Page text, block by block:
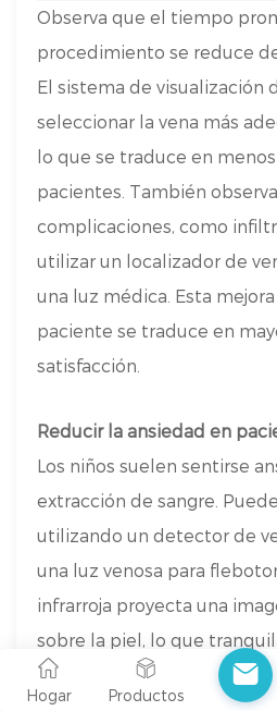
Observa que el tiempo
procedimiento se reduce
El sistema de visualización
seleccionar la vena más
lo que se traduce en
pacientes. También
complicaciones, como
utilizar un localizador de
una luz médica. Esta
paciente se traduce en
satisfacción.
Reducir la ansiedad en
Los niños suelen sentirse
extracción de sangre.
utilizando un detector de
una luz venosa para
infrarroja proyecta una
sobre la piel, lo que
como al paciente. En las
Hogar Productos